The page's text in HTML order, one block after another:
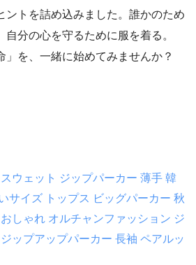
ントを詰め込みました。誰かのため
分の心を守るために服を着る。
」を、一緒に始めてみませんか？
ウェット ジップパーカー 薄手 韓
サイズ トップス ビッグパーカー 秋
しゃれ オルチャンファッション ジ
ップアップパーカー 長袖 ペアルッ